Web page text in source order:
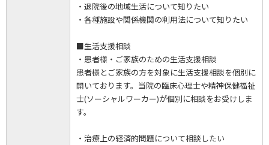
・退院後の地域生活について知りたい
・各種施設や関係機関の利用法について知りたい
■生活支援相談
・患者様・ご家族のための生活支援相談
患者様とご家族の方を対象に生活支援相談を個別に
開いております。当院の臨床心理士や精神保健福祉
士(ソーシャルワーカー)が個別に相談をお受けしま
す。
・治療上の経済的問題について相談したい